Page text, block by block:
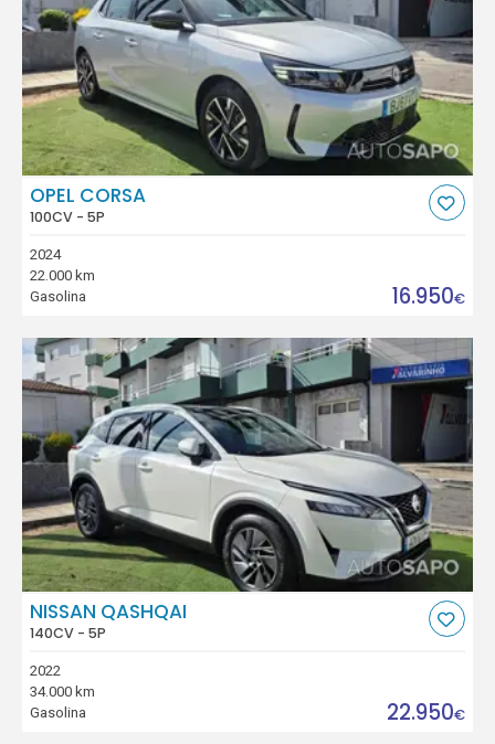
OPEL CORSA
100CV - 5P
2024
22.000 km
Gasolina
16.950€
NISSAN QASHQAI
140CV - 5P
2022
34.000 km
Gasolina
22.950€